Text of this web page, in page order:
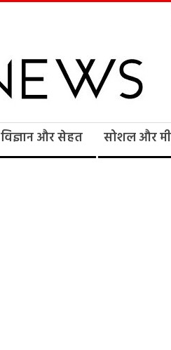
विज्ञान और सेहत सोशल और